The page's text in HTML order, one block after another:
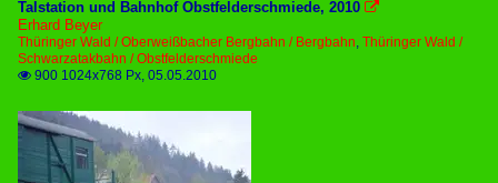
Talstation und Bahnhof Obstfelderschmiede, 2010 
Erhard Beyer
Thüringer Wald / Oberweißbacher Bergbahn / Bergbahn Thüringer Wald /
Schwarzatakbahn / Obstfelderschmiede
 900 1024x768 Px, 05.05.2010